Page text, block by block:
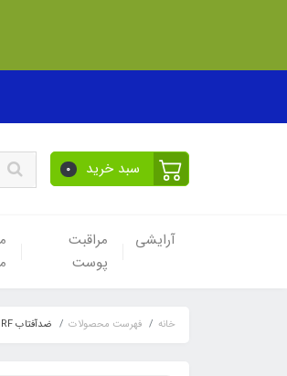
سبد خرید 0
آرایشی
مراقبت
پوست
خانه فهرست محصولات ضدآفتاب RF رویال فم مناسب پوست خشک و حساس